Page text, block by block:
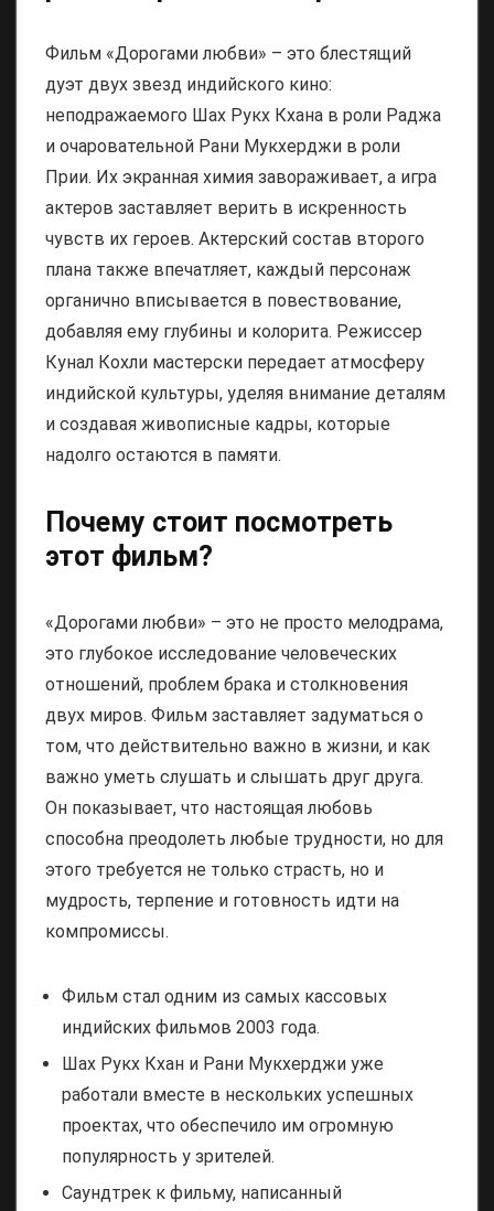
Фильм «Дорогами любви» – это блестящий
дуэт двух звезд индийского кино:
неподражаемого Шах Рукх Кхана в роли Раджа
и очаровательной Рани Мукхерджи в роли
Прии. Их экранная химия завораживает, а игра
актеров заставляет верить в искренность
чувств их героев. Актерский состав второго
плана также впечатляет, каждый персонаж
органично вписывается в повествование,
добавляя ему глубины и колорита. Режиссер
Кунал Кохли мастерски передает атмосферу
индийской культуры, уделяя внимание деталям
и создавая живописные кадры, которые
надолго остаются в памяти.
Почему стоит посмотреть
этот фильм?
«Дорогами любви» – это не просто мелодрама,
это глубокое исследование человеческих
отношений, проблем брака и столкновения
двух миров. Фильм заставляет задуматься о
том, что действительно важно в жизни, и как
важно уметь слушать и слышать друг друга.
Он показывает, что настоящая любовь
способна преодолеть любые трудности, но для
этого требуется не только страсть, но и
мудрость, терпение и готовность идти на
компромиссы.
Фильм стал одним из самых кассовых
индийских фильмов 2003 года.
Шах Рукх Кхан и Рани Мукхерджи уже
работали вместе в нескольких успешных
проектах, что обеспечило им огромную
популярность у зрителей.
Саундтрек к фильму, написанный